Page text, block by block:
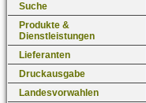
Suche
Produkte &
Dienstleistungen
Lieferanten
Druckausgabe
Landesvorwahlen